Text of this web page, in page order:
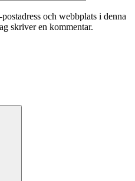
och webbplats i denna
skriver en kommentar.